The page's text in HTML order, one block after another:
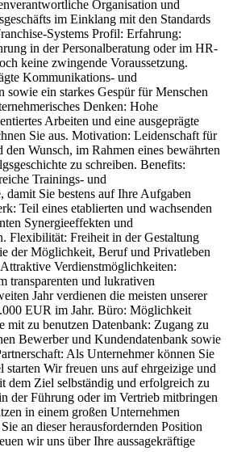
Organisation und
im Einklang mit den Standards
Systems Profil: Erfahrung:
in der Personalberatung oder im HR-
keine zwingende Voraussetzung.
Kommunikations- und
sowie ein starkes Gespür für Menschen
Denken: Hohe
Arbeiten und eine ausgeprägte
Sie aus. Motivation: Leidenschaft für
den Wunsch, im Rahmen eines bewährten
zu schreiben. Benefits:
Trainings- und
damit Sie bestens auf Ihre Aufgaben
Teil eines etablierten und wachsenden
Synergieeffekten und
Flexibilität: Freiheit in der Gestaltung
der Möglichkeit, Beruf und Privatleben
Verdienstmöglichkeiten:
transparenten und lukrativen
Jahr verdienen die meisten unserer
EUR im Jahr. Büro: Möglichkeit
mit zu benutzen Datenbank: Zugang zu
Bewerber und Kundendatenbank sowie
Als Unternehmer können Sie
starten Wir freuen uns auf ehrgeizige und
dem Ziel selbständig und erfolgreich zu
der Führung oder im Vertrieb mitbringen
in einem großen Unternehmen
an dieser herausfordernden Position
wir uns über Ihre aussagekräftige